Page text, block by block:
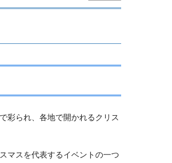
彩られ、各地で開かれるクリス
マスを代表するイベントの一つ